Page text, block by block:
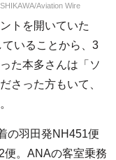
Aviation Wire
トを開いていた
いることから、3
た本多さんは「ソ
さった方もいて、
の羽田発NH451便
便。ANAの客室乗務